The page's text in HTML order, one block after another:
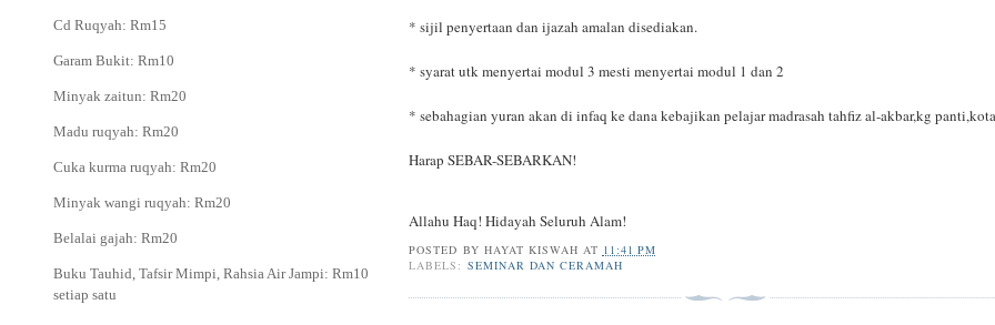
* sijil penyertaan dan ijazah amalan disediakan.
* syarat utk menyertai modul 3 mesti menyertai modul 1 dan 2
* sebahagian yuran akan di infaq ke dana kebajikan pelajar madrasah tahfiz al-akbar,kg
Harap SEBAR-SEBARKAN!
Allahu Haq! Hidayah Seluruh Alam!
POSTED BY HAYAT KISWAH AT 11:41 PM
LABELS: SEMINAR DAN CERAMAH
Cd Ruqyah: Rm15
Garam Bukit: Rm10
Minyak zaitun: Rm20
Madu ruqyah: Rm20
Cuka kurma ruqyah: Rm20
Minyak wangi ruqyah: Rm20
Belalai gajah: Rm20
Buku Tauhid, Tafsir Mimpi, Rahsia Air Jampi: Rm10
setiap satu